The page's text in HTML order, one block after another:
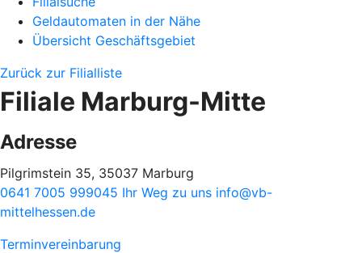
Geldautomaten in der Nähe
Übersicht Geschäftsgebiet
Zurück zur Filialliste
Filiale Marburg-Mitte
Adresse
Pilgrimstein 35, 35037 Marburg
0641 7005 999045 Ihr Weg zu uns info@vb-
mittelhessen.de
Terminvereinbarung